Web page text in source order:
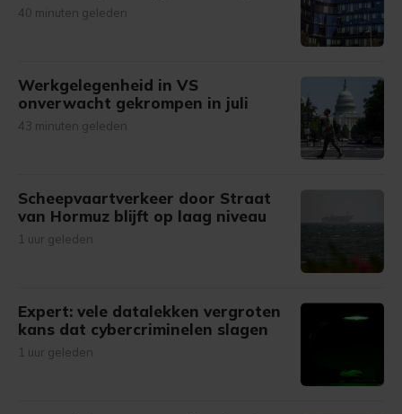
40 minuten geleden
Werkgelegenheid in VS
onverwacht gekrompen in juli
43 minuten geleden
Scheepvaartverkeer door Straat
van Hormuz blijft op laag niveau
1 uur geleden
Expert: vele datalekken vergroten
kans dat cybercriminelen slagen
1 uur geleden